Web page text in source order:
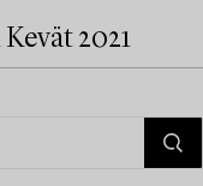
2021